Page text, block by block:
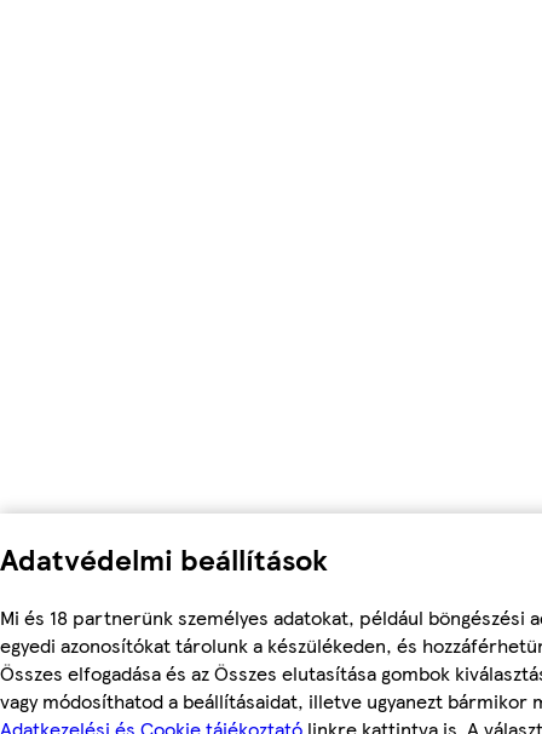
Adatvédelmi beállítások
Mi és 18 partnerünk személyes adatokat, például böngészési
egyedi azonosítókat tárolunk a készülékeden, és
Összes elfogadása és az Összes elutasítása gombok
vagy módosíthatod a beállításaidat, illetve ugyanezt bármikor
Adatkezelési és Cookie tájékoztató linkre kattintva is. A